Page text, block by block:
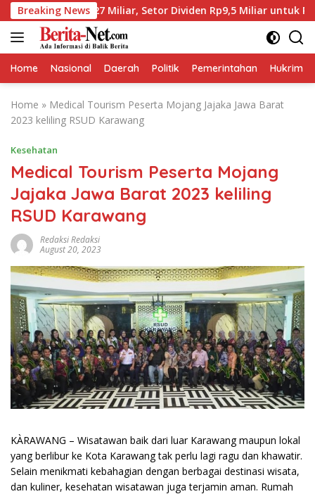
Skip
to
content
Breaking News
Miliar, Setor Dividen Rp9,5 Miliar untuk PAD
Home Nasional Daerah Politik Pemerintahan Hukrim
Home » Medical Tourism Peserta Mojang Jajaka Jawa Barat
2023 keliling RSUD Karawang
Kesehatan
Medical Tourism Peserta Mojang
Jajaka Jawa Barat 2023 keliling
RSUD Karawang
Redaksi Redaksi
August 20, 2023
KÀRAWANG – Wisatawan baik dari luar Karawang maupun lokal
yang berlibur ke Kota Karawang tak perlu lagi ragu dan khawatir.
Selain menikmati kebahagian dengan berbagai destinasi wisata,
dan kuliner, kesehatan wisatawan juga terjamin aman. Rumah